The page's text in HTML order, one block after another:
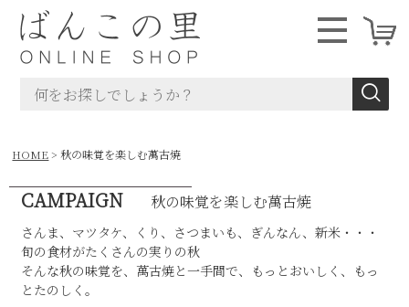
HOME 秋の味覚を楽しむ萬古焼
CAMPAIGN 秋の味覚を楽しむ萬古焼
さんま、マツタケ、くり、さつまいも、ぎんなん、新米・・・
旬の食材がたくさんの実りの秋
そんな秋の味覚を、萬古焼と一手間で、もっとおいしく、もっ
とたのしく。